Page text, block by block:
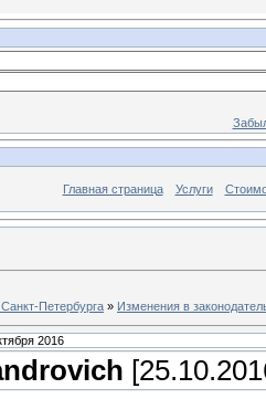
Главная страница Услуги
Петербурга » Изменения в
2016